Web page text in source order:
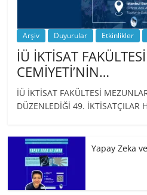
Arşiv Duyurular Etkinlikler
İÜ İKTİSAT
CEMİYETİ’NİN…
İÜ İKTİSAT FAKÜLTESİ
DÜZENLEDİĞİ 49. İKTİSATÇILAR
Yapay Zeka